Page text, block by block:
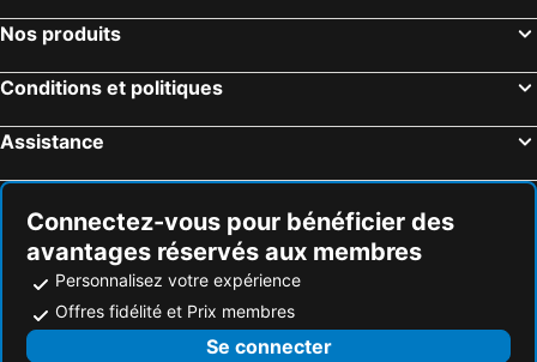
Nos produits
Conditions et politiques
Assistance
Connectez-vous pour bénéficier des
avantages réservés aux membres
Personnalisez votre expérience
Offres fidélité et Prix membres
Se connecter